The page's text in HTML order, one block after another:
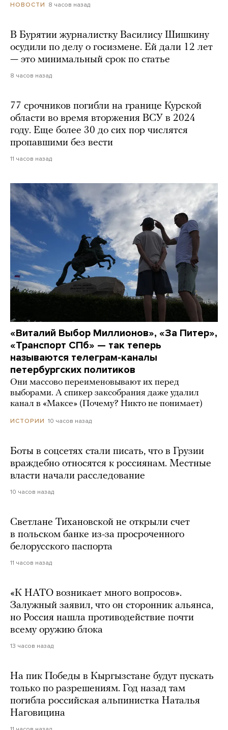
НОВОСТИ 8 часов назад
В Бурятии журналистку Василису Шишкину
осудили по делу о госизмене. Ей дали 12 лет
— это минимальный срок по статье
8 часов назад
77 срочников погибли на границе Курской
области во время вторжения ВСУ в 2024
году. Еще более 30 до сих пор числятся
пропавшими без вести
11 часов назад
«Виталий Выбор Миллионов», «За Питер»,
«Транспорт СПб» — так теперь
называются телеграм-каналы
петербургских политиков
Они массово переименовывают их перед
выборами. А спикер заксобрания даже удалил
канал в «Максе» (Почему? Никто не понимает)
ИСТОРИИ 10 часов назад
Боты в соцсетях стали писать, что в Грузии
враждебно относятся к россиянам. Местные
власти начали расследование
10 часов назад
Светлане Тихановской не открыли счет
в польском банке из-за просроченного
белорусского паспорта
11 часов назад
«К НАТО возникает много вопросов».
Залужный заявил, что он сторонник альянса,
но Россия нашла противодействие почти
всему оружию блока
13 часов назад
На пик Победы в Кыргызстане будут пускать
только по разрешениям. Год назад там
погибла российская альпинистка Наталья
Наговицина